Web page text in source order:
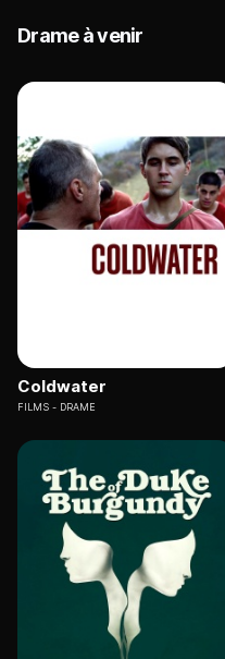
Drame à venir
Coldwater
FILMS DRAME